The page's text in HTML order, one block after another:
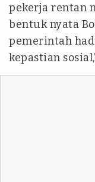
pekerja rentan
bentuk nyata
pemerintah
kepastian